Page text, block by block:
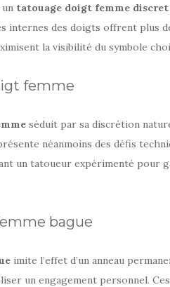
tatouage doigt femme discret
internes des doigts offrent plus
la visibilité du symbole
femme
séduit par sa discrétion
néanmoins des défis
un tatoueur expérimenté pour
bague
imite l’effet d’un anneau
un engagement personnel.